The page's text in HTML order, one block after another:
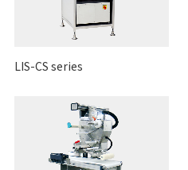
LIS-CS series